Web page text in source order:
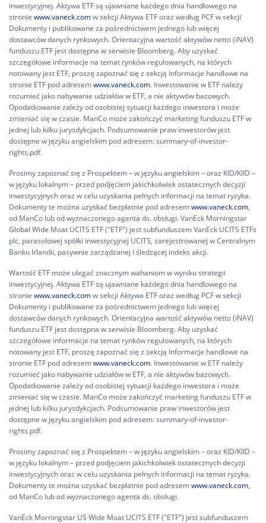
inwestycyjnej. Aktywa ETF są ujawniane każdego dnia handlowego na
stronie www.vaneck.comw sekcji Aktywa ETF oraz według PCF w sekcji
Dokumenty i publikowane za pośrednictwem jednego lub więcej
dostawców danych rynkowych. Orientacyjna wartość aktywów netto (iNAV)
funduszu ETF jest dostępna w serwisie Bloomberg. Aby uzyskać
szczegółowe informacje na temat rynków regulowanych, na których
notowany jest ETF, proszę zapoznać się z sekcją Informacje handlowe na
stronie ETF pod adresemwww.vaneck.com. Inwestowanie w ETF należy
rozumieć jako nabywanie udziałów w ETF, a nie aktywów bazowych.
Opodatkowanie zależy od osobistej sytuacji każdego inwestora i może
zmieniać się w czasie. ManCo może zakończyć marketing funduszu ETF w
jednej lub kilku jurysdykcjach. Podsumowanie praw inwestorów jest
dostępne w języku angielskim pod adresem:summary-of-investor-
rights.pdf.
Prosimy zapoznać się z Prospektem – w języku angielskim – oraz KID/KIID –
w języku lokalnym – przed podjęciem jakichkolwiek ostatecznych decyzji
inwestycyjnych oraz w celu uzyskania pełnych informacji na temat ryzyka.
Dokumenty te można uzyskać bezpłatnie pod adresemwww.vaneck.com,
od ManCo lub od wyznaczonego agenta ds. obsługi. VanEck Morningstar
Global Wide Moat UCITS ETF ("ETF") jest subfunduszem VanEck UCITS ETFs
plc, parasolowej spółki inwestycyjnej UCITS, zarejestrowanej w Centralnym
Banku Irlandii, pasywnie zarządzanej i śledzącej indeks akcji.
Wartość ETF może ulegać znacznym wahaniom w wyniku strategii
inwestycyjnej. Aktywa ETF są ujawniane każdego dnia handlowego na
stronie www.vaneck.comw sekcji Aktywa ETF oraz według PCF w sekcji
Dokumenty i publikowane za pośrednictwem jednego lub więcej
dostawców danych rynkowych. Orientacyjna wartość aktywów netto (iNAV)
funduszu ETF jest dostępna w serwisie Bloomberg. Aby uzyskać
szczegółowe informacje na temat rynków regulowanych, na których
notowany jest ETF, proszę zapoznać się z sekcją Informacje handlowe na
stronie ETF pod adresemwww.vaneck.com. Inwestowanie w ETF należy
rozumieć jako nabywanie udziałów w ETF, a nie aktywów bazowych.
Opodatkowanie zależy od osobistej sytuacji każdego inwestora i może
zmieniać się w czasie. ManCo może zakończyć marketing funduszu ETF w
jednej lub kilku jurysdykcjach. Podsumowanie praw inwestorów jest
dostępne w języku angielskim pod adresem:summary-of-investor-
rights.pdf.
Prosimy zapoznać się z Prospektem – w języku angielskim – oraz KID/KIID –
w języku lokalnym – przed podjęciem jakichkolwiek ostatecznych decyzji
inwestycyjnych oraz w celu uzyskania pełnych informacji na temat ryzyka.
Dokumenty te można uzyskać bezpłatnie pod adresemwww.vaneck.com,
od ManCo lub od wyznaczonego agenta ds. obsługi.
VanEck Morningstar US Wide Moat UCITS ETF ("ETF") jest subfunduszem